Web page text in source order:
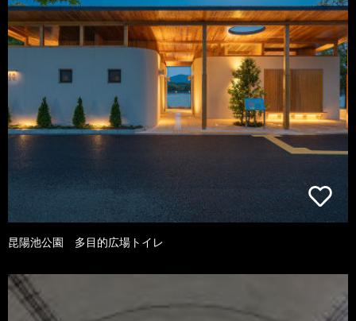
昆陽池公園 多目的広場トイレ